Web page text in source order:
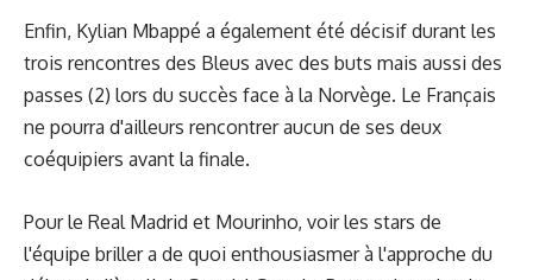
Enfin, Kylian Mbappé a également été décisif durant les
trois rencontres des Bleus avec des buts mais aussi des
passes (2) lors du succès face à la Norvège. Le Français
ne pourra d'ailleurs rencontrer aucun de ses deux
coéquipiers avant la finale.
Pour le Real Madrid et Mourinho, voir les stars de
l'équipe briller a de quoi enthousiasmer à l'approche du